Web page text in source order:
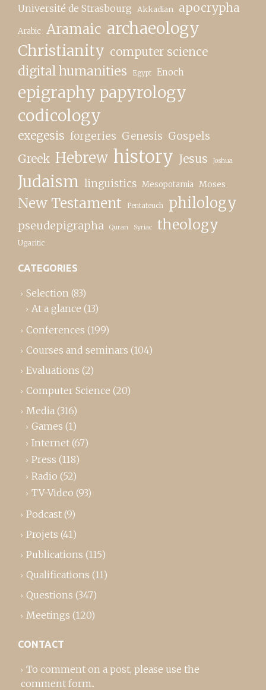
Université de Strasbourg Akkadian apocrypha
Arabic Aramaic archaeology
Christianity computer science
digital humanities Egypt Enoch
epigraphy papyrology
codicology
exegesis forgeries Genesis Gospels
Greek Hebrew history Jesus Joshua
Judaism linguistics Mesopotamia Moses
New Testament Pentateuch philology
pseudepigrapha Quran Syriac theology
Ugaritic
CATEGORIES
Selection (83)
At a glance (13)
Conferences (199)
Courses and seminars (104)
Evaluations (2)
Computer Science (20)
Media (316)
Games (1)
Internet (67)
Press (118)
Radio (52)
TV-Video (93)
Podcast (9)
Projets (41)
Publications (115)
Qualifications (11)
Questions (347)
Meetings (120)
CONTACT
To comment on a post, please use the
comment form..